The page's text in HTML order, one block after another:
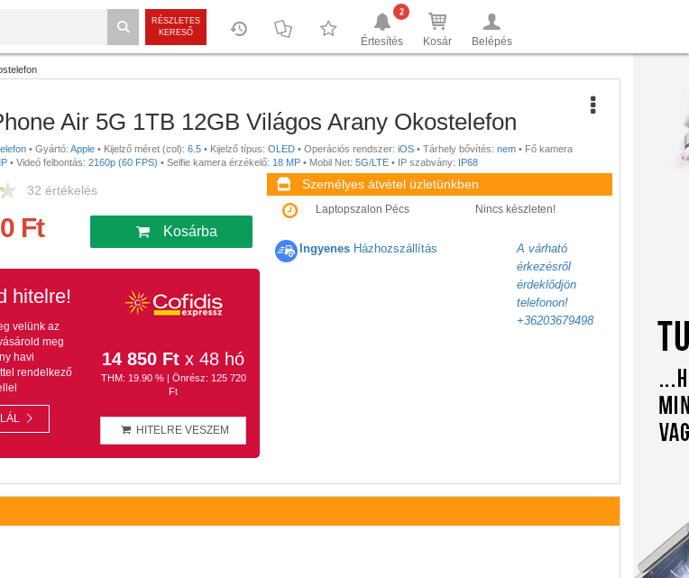
RÉSZLETES
KERESŐ
Értesítés
2
Kosár Belépés
Air 5G 1TB 12GB Világos Arany Okostelefon
• Gyártó: Apple • Kijelző méret (col): 6.5 • Kijelző típus: OLED • Operációs rendszer: iOS • Tárhely bővítés: nem • Fő kamera
• Videó felbontás: 2160p (60 FPS) • Selfie kamera érzékelő: 18 MP • Mobil Net: 5G/LTE • IP szabvány: IP68
32 értékelés
Ft Kosárba
hitelre!
velünk az
meg
havi
rendelkező
14 850 Ft x 48 hó
THM: 19.90 % | Önrész: 125 720
Ft
HITELRE VESZEM
Személyes átvétel üzletünkben
Laptopszalon Pécs Nincs készleten!
Ingyenes Házhozszállítás
A várható
érkezésről
érdeklődjön
telefonon!
+36203679498